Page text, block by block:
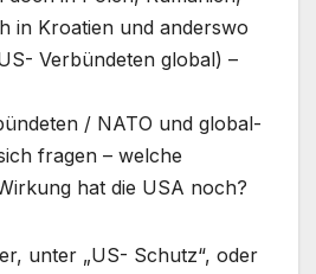
in Kroatien und anderswo
Verbündeten global) –
/ NATO und global-
fragen – welche
hat die USA noch?
unter „US- Schutz“, oder